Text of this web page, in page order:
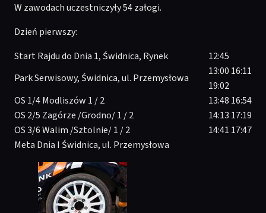
W zawodach uczestniczyły 54 załogi.
Dzień pierwszy:
Start Rajdu do Dnia 1, Świdnica, Rynek
12:45
Park Serwisowy, Świdnica, ul. Przemysłowa
13:00 16:11
19:02
OS 1/4 Modliszów 1 / 2
13:48 16:54
OS 2/5 Zagórze /Grodno/ 1 / 2
14:13 17:19
OS 3/6 Walim /Sztolnie/ 1 / 2
14:41 17:47
Meta Dnia I Świdnica, ul. Przemysłowa